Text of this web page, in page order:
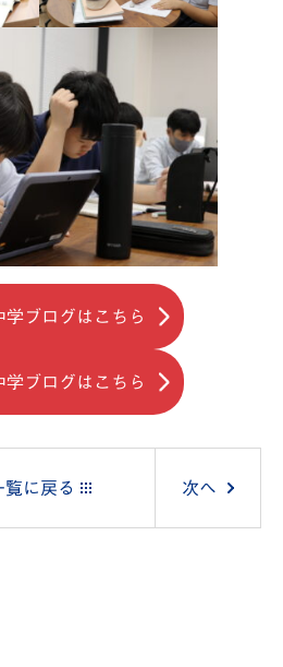
ブログはこちら
ブログはこちら
覧に戻る 次へ